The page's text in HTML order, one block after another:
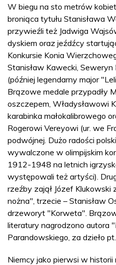
W biegu na sto metrów
broniąca tytułu Stanisława
przywieźli też Jadwiga
dyskiem oraz jeźdźcy
Konkursie Konia
Stanisław Kawecki,
(później legendarny major
Brązowe medale przypadły
oszczepem, Władysławowi
karabinka małokalibrowego
Rogerowi Vereyowi (ur. we
podwójnej. Dużo radości
wywalczone w olimpijskim
1912-1948 na letnich
występowali też artyści).
rzeźby zajął Józef Klukowski
nożna", trzecie – Stanisław
drzeworyt "Korweta".
literatury nagrodzono autora
Parandowskiego, za dzieło
Niemcy jako pierwsi w